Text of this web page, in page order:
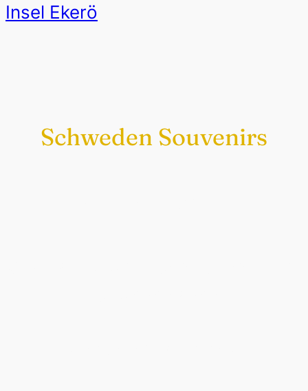
Insel Ekerö
Schweden Souvenirs